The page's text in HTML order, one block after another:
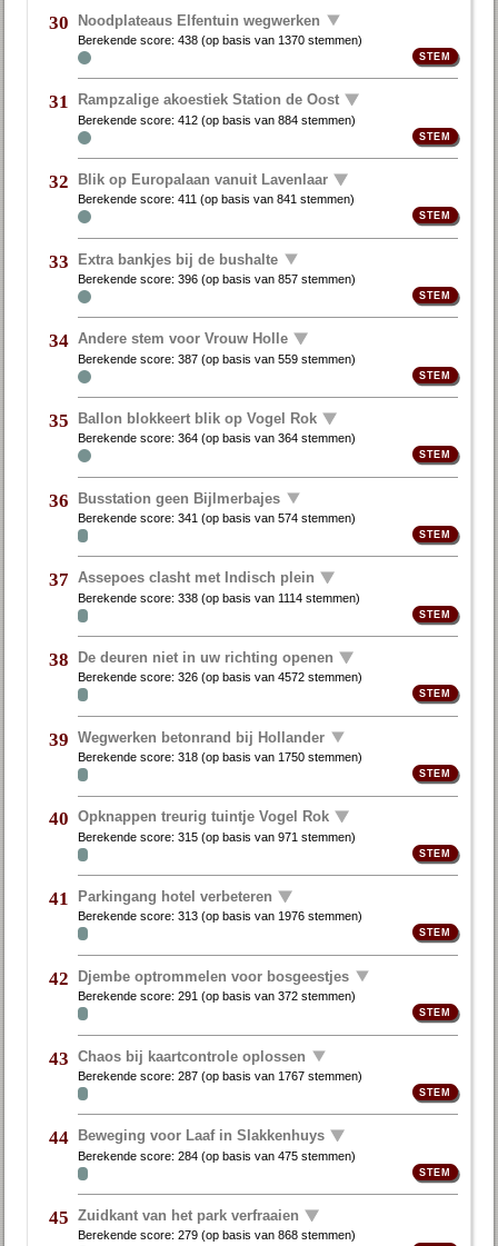
30 Noodplateaus Elfentuin wegwerken
Berekende score:438 (op basis van 1370 stemmen)
31 Rampzalige akoestiek Station de Oost
Berekende score:412 (op basis van884 stemmen)
32 Blik op Europalaan vanuit Lavenlaar
Berekende score:411 (op basis van841 stemmen)
33 Extra bankjes bij de bushalte
Berekende score:396 (op basis van857 stemmen)
34 Andere stem voor Vrouw Holle
Berekende score:387 (op basis van559 stemmen)
35 Ballon blokkeert blik op Vogel Rok
Berekende score:364 (op basis van364 stemmen)
36 Busstation geen Bijlmerbajes
Berekende score:341 (op basis van574 stemmen)
37 Assepoes clasht met Indisch plein
Berekende score:338 (op basis van 1114 stemmen)
38 De deuren niet in uw richting openen
Berekende score:326 (op basis van4572 stemmen)
39 Wegwerken betonrand bij Hollander
Berekende score:318 (op basis van 1750 stemmen)
40 Opknappen treurig tuintje Vogel Rok
Berekende score:315 (op basis van971 stemmen)
41 Parkingang hotel verbeteren
Berekende score:313 (op basis van1976 stemmen)
42 Djembe optrommelen voor bosgeestjes
Berekende score:291 (op basis van372 stemmen)
43 Chaos bij kaartcontrole oplossen
Berekende score:287 (op basis van 1767 stemmen)
44 Beweging voor Laaf in Slakkenhuys
Berekende score:284 (op basis van475 stemmen)
45 Zuidkant van het park verfraaien
Berekende score:279 (op basis van868 stemmen)